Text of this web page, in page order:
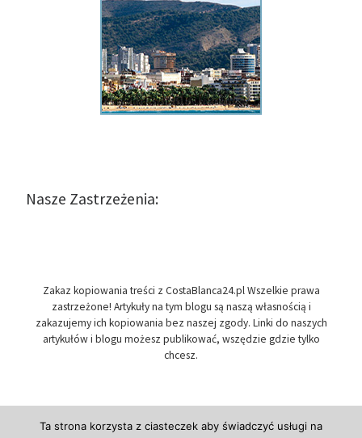
Nasze Zastrzeżenia:
Zakaz kopiowania treści z CostaBlanca24.pl Wszelkie prawa
zastrzeżone! Artykuły na tym blogu są naszą własnością i
zakazujemy ich kopiowania bez naszej zgody. Linki do naszych
artykułów i blogu możesz publikować, wszędzie gdzie tylko
chcesz.
Ta strona korzysta z ciasteczek aby świadczyć usługi na